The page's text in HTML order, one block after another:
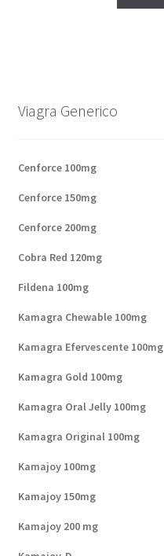
Viagra Generico
Cenforce 100mg
Cenforce 150mg
Cenforce 200mg
Cobra Red 120mg
Fildena 100mg
Kamagra Chewable 100mg
Kamagra Efervescente 100mg
Kamagra Gold 100mg
Kamagra Oral Jelly 100mg
Kamagra Original 100mg
Kamajoy 100mg
Kamajoy 150mg
Kamajoy 200 mg